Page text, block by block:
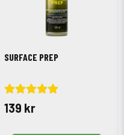
SURFACE PREP
139 kr